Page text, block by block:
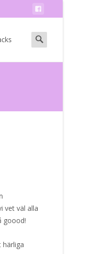
Search
for:
vet väl alla
goood!
härliga